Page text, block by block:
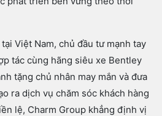
Việt Nam, chủ đầu tư mạnh tay
tác cùng hãng siêu xe Bentley
tặng chủ nhân may mắn và đưa
ra dịch vụ chăm sóc khách hàng
lệ, Charm Group khẳng định vị